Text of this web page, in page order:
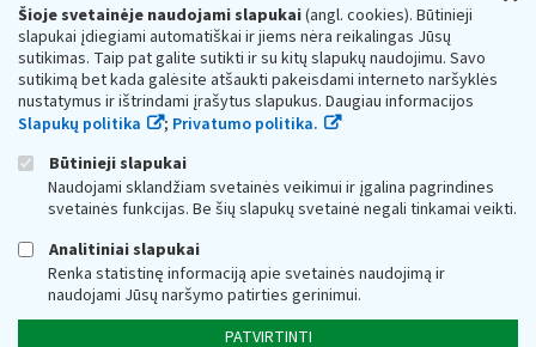
Šioje svetainėje naudojami slapukai(angl. cookies). Būtinieji
slapukai įdiegiami automatiškai ir jiems nėra reikalingas Jūsų
sutikimas. Taip pat galite sutikti ir su kitų slapukų naudojimu. Savo
sutikimą bet kada galėsite atšaukti pakeisdami interneto naršyklės
nustatymus ir ištrindami įrašytus slapukus. Daugiau informacijos
Slapukų politika
; Privatumo politika.
Būtinieji slapukai
Naudojami sklandžiam svetainės veikimui ir įgalina pagrindines
svetainės funkcijas. Be šių slapukų svetainė negali tinkamai veikti.
Analitiniai slapukai
Renka statistinę informaciją apie svetainės naudojimą ir
naudojami Jūsų naršymo patirties gerinimui.
PATVIRTINTI
Respublikos finansų ministerijos
Biudžetinė įstaiga. Juridinio asmens kodas — 188659752,
adresas: Vasario 16-osios g. 14, 01107 Vilnius, Lietuva, el.paštas:
vmi@vmi.lt, E. pristatymo dėžutės adresas 188659752
Duomenys apie Valstybinę mokesčių inspekciją prie Lietuvos
Respublikos finansų ministerijos kaupiami ir saugomi Juridinių